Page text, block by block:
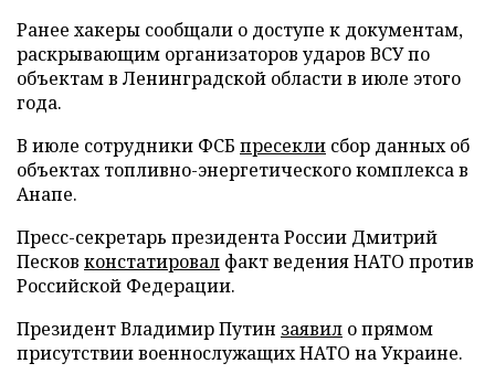
Ранее хакеры сообщали о доступе к документам,
раскрывающим организаторов ударов ВСУ по
объектам в Ленинградской области в июле этого
года.
В июле сотрудники ФСБ пресекли сбор данных об
объектах топливно-энергетического комплекса в
Анапе.
Пресс-секретарь президента России Дмитрий
Песков констатировал факт ведения НАТО против
Российской Федерации.
Президент Владимир Путин заявил о прямом
присутствии военнослужащих НАТО на Украине.